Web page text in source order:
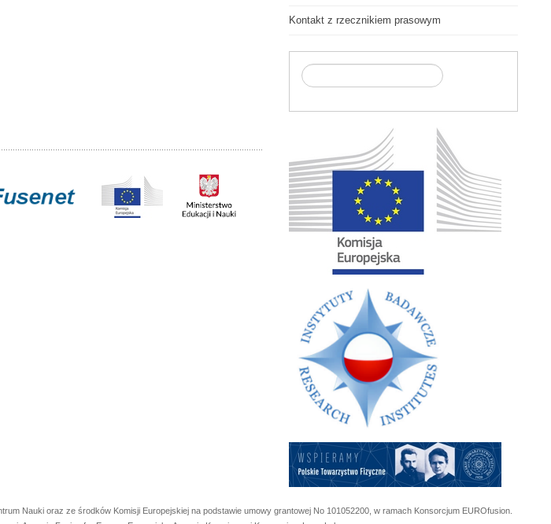
Kontakt z rzecznikiem prasowym
Nauki oraz ze środków Komisji Europejskiej na podstawie umowy grantowej No 101052200, w ramach Konsorcjum EUROfusion.